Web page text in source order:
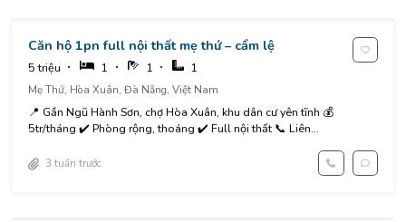
Căn hộ 1pn full nội thất mẹ thứ – cẩm lệ
5 triệu 1 1 1
Mẹ Thứ, Hòa Xuân, Đà Nẵng, Việt Nam
📍 Gần Ngũ Hành Sơn, chợ Hòa Xuân, khu dân cư yên tĩnh 💰
5tr/tháng ✔️ Phòng rộng, thoáng ✔️ Full nội thất 📞 Liên...
3 tuần trước